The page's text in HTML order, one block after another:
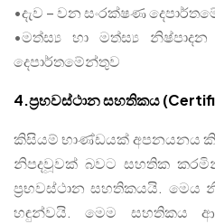
•දැව – වන සංරක්ෂණ
•මත්ස්‍ය හා මත්ස්‍ය
දෙපාර්තමේන්තුව
4.ප්‍රභවස්ථාන සහතිකය
කිසියම් භාණ්ඩයක් අපනයනය
නිපදවූවක් බවට සහතික
ප්‍රභවස්ථාන සහතිකයයි.
හඳුන්වයි. මෙම සහතිකය